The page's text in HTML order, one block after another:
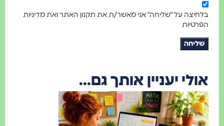
בלחיצה על "שליחה" אני מאשר/ת את תקנון האתר ואת מדיניות
הפרטיות
שליחה
אולי יעניין אותך גם...